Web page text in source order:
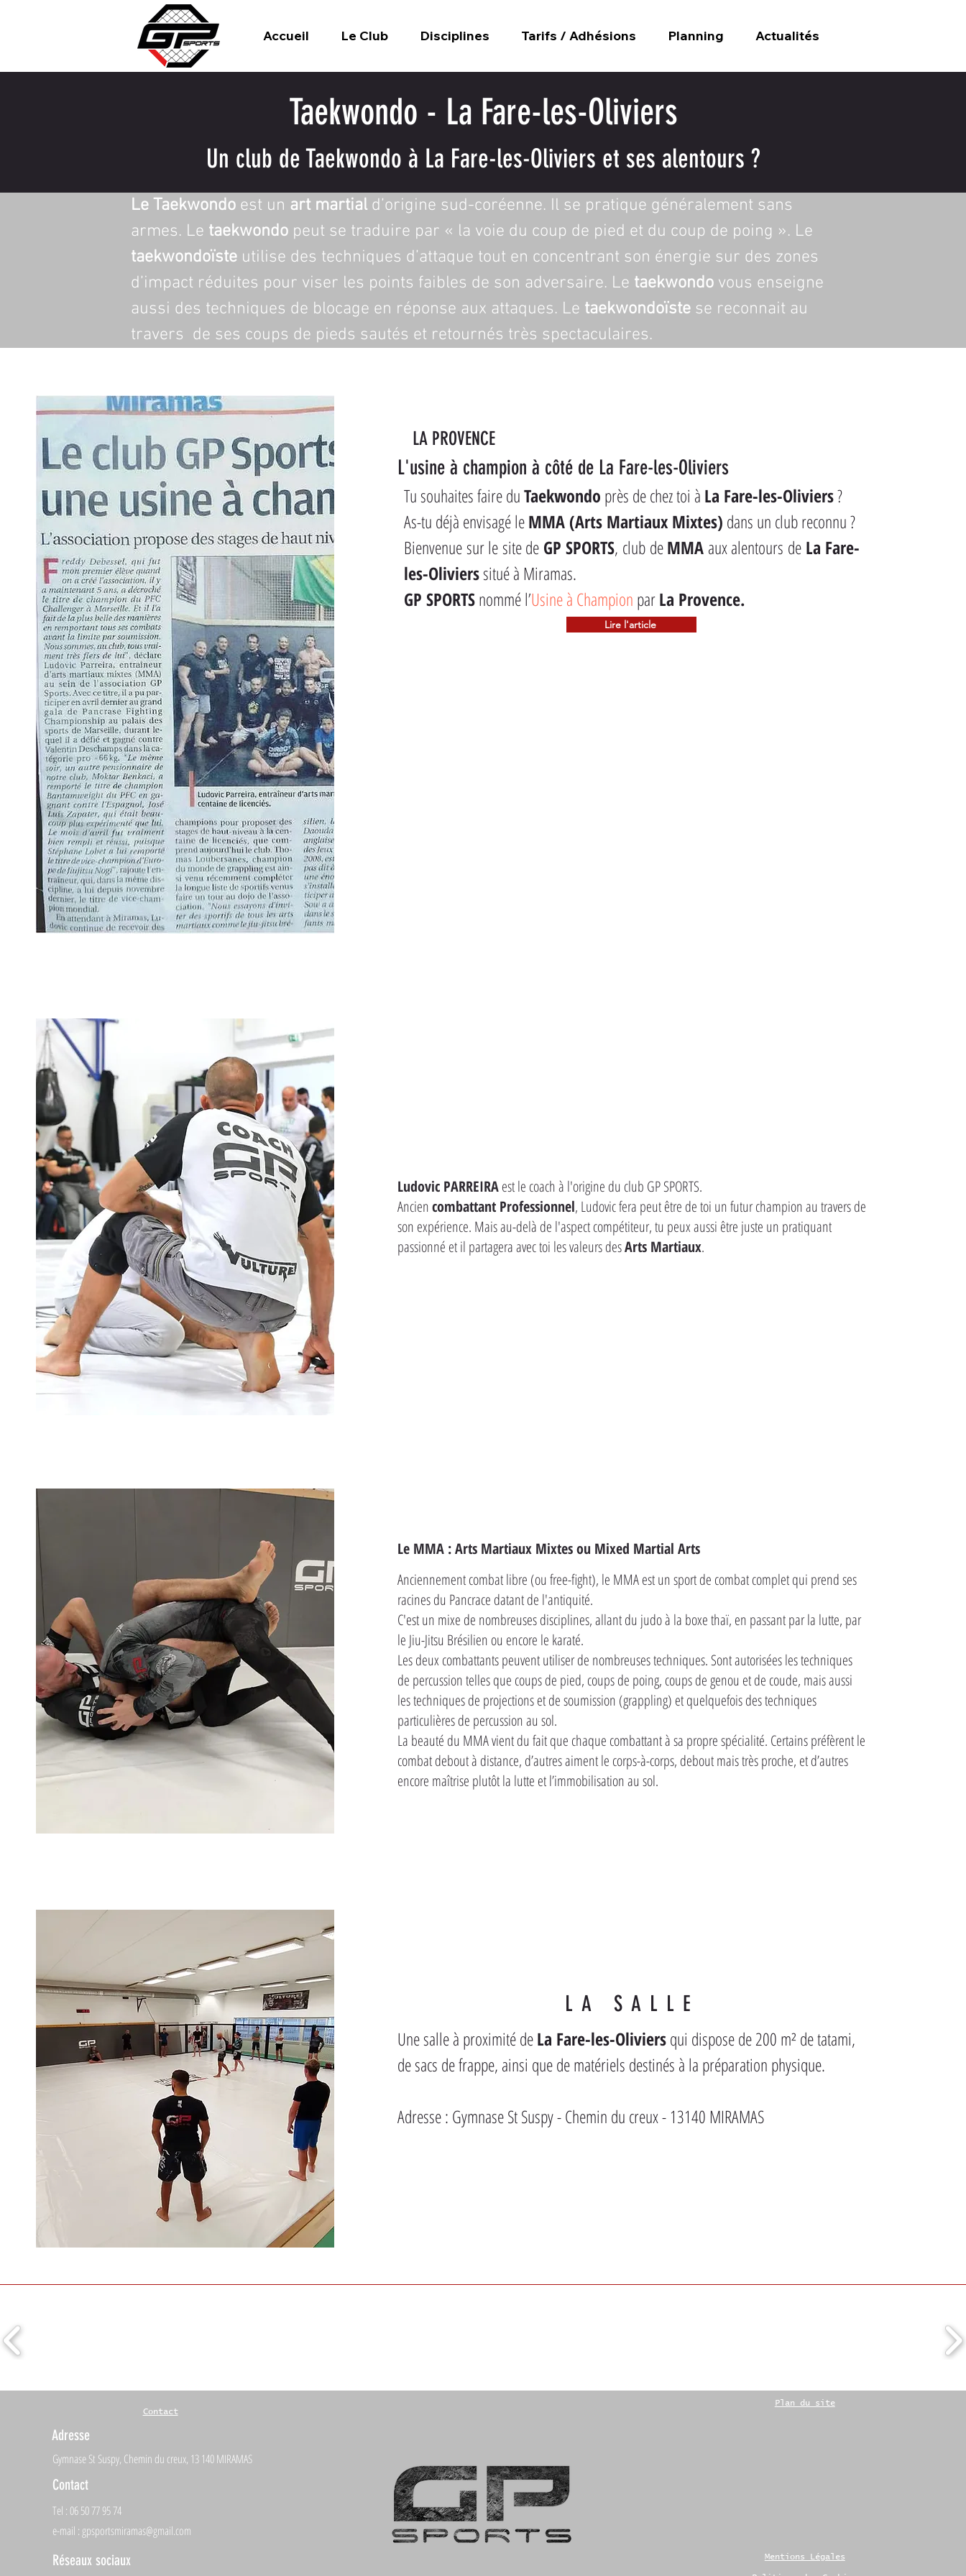
Accueil Le Club Disciplines Tarifs / Adhésions Planning Actualités
Taekwondo - La Fare-les-Oliviers
Un club de Taekwondo à La Fare-les-Oliviers et ses alentours ?
Le Taekwondo est un art martial d’origine sud-coréenne. Il se pratique généralement sans
armes. Le taekwondo peut se traduire par « la voie du coup de pied et du coup de poing ». Le
taekwondoïste utilise des techniques d’attaque tout en concentrant son énergie sur des zones
d’impact réduites pour viser les points faibles de son adversaire. Le taekwondo vous enseigne
aussi des techniques de blocage en réponse aux attaques. Le taekwondoïste se reconnait au
travers  de ses coups de pieds sautés et retournés très spectaculaires.
LA PROVENCE
L'usine à champion à côté de La Fare-les-Oliviers
Tu souhaites faire du Taekwondo près de chez toi à La Fare-les-Oliviers ?
As-tu déjà envisagé le MMA (Arts Martiaux Mixtes) dans un club reconnu ?
Bienvenue sur le site de GP SPORTS, club de MMA aux alentours de La Fare-
les-Oliviers situé à Miramas.
GP SPORTS nommé l’Usine à Champion par La Provence.
Lire l'article
Ludovic PARREIRAest le coach à l'origine du club GP SPORTS.
Anciencombattant Professionnel, Ludovic fera peut être de toi un futur champion au travers de
son expérience. Mais au-delà de l'aspect compétiteur, tu peux aussi être juste un pratiquant
passionné et il partagera avec toi les valeurs desArts Martiaux.
Le MMA : Arts Martiaux Mixtes ou Mixed Martial Arts
Anciennement combat libre (ou free-fight), le MMA est un sport de combat complet qui prend ses
racines du Pancrace datant de l'antiquité.
C'est un mixe de nombreuses disciplines, allant du judo à la boxe thaï, en passant par la lutte, par
le Jiu-Jitsu Brésilien ou encore le karaté.
Les deux combattants peuvent utiliser de nombreuses techniques. Sont autorisées les techniques
de percussion telles que coups de pied, coups de poing, coups de genou et de coude, mais aussi
les techniques de projections et de soumission (grappling) et quelquefois des techniques
particulières de percussion au sol.
La beauté du MMA vient du fait que chaque combattant à sa propre spécialité. Certains préfèrent le
combat debout à distance, d’autres aiment le corps-à-corps, debout mais très proche, et d’autres
encore maîtrise plutôt la lutte et l’immobilisation au sol.
LA SALLE
Une salle à proximité de La Fare-les-Oliviers qui dispose de 200 m² de tatami,
de sacs de frappe, ainsi que de matériels destinés à la préparation physique.
Adresse : Gymnase St Suspy - Chemin du creux - 13140 MIRAMAS
Contact
Adresse
Gymnase St Suspy, Chemin du creux, 13 140 MIRAMAS
Contact
Tel : 06 50 77 95 74
e-mail : gpsportsmiramas@gmail.com
Réseaux sociaux
Plan du site
Mentions Légales